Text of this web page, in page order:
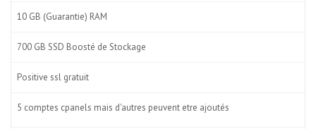
10 GB (Guarantie) RAM
700 GB SSD Boosté de Stockage
Positive ssl gratuit
5 comptes cpanels mais d'autres peuvent etre ajoutés